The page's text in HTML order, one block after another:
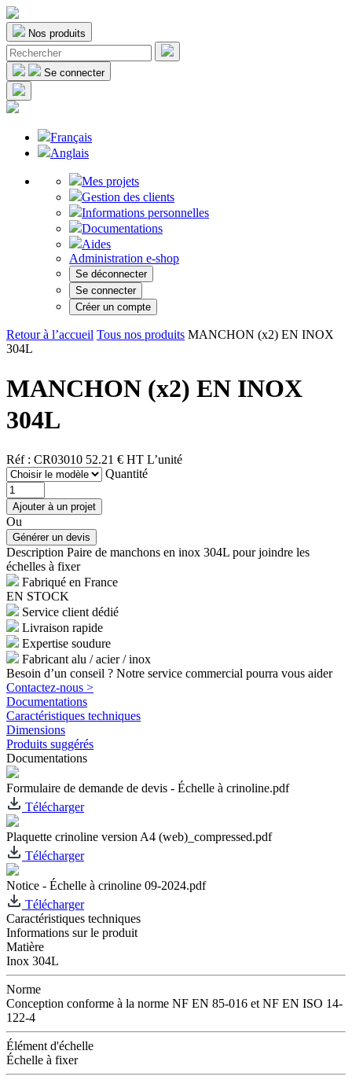
Nos produits
Se connecter
Français
Anglais
Mes projets
Gestion des clients
Informations personnelles
Documentations
Aides
Administration e-shop
Se déconnecter
Se connecter
Créer un compte
Retour à l’accueil Tous nos produits MANCHON (x2) EN INOX
304L
MANCHON (x2) EN INOX
304L
Réf : CR03010 52.21 € HT L’unité
Quantité
Ou
Description Paire de manchons en inox 304L pour joindre les
échelles à fixer
Fabriqué en France
EN STOCK
Service client dédié
Livraison rapide
Expertise soudure
Fabricant alu / acier / inox
Besoin d’un conseil ? Notre service commercial pourra vous aider
Contactez-nous >
Documentations
Caractéristiques techniques
Dimensions
Produits suggérés
Documentations
Formulaire de demande de devis - Échelle à crinoline.pdf
Télécharger
Plaquette crinoline version A4 (web)_compressed.pdf
Télécharger
Notice - Échelle à crinoline 09-2024.pdf
Télécharger
Caractéristiques techniques
Informations sur le produit
Matière
Inox 304L
Norme
Conception conforme à la norme NF EN 85-016 et NF EN ISO 14-
122-4
Élément d'échelle
Échelle à fixer